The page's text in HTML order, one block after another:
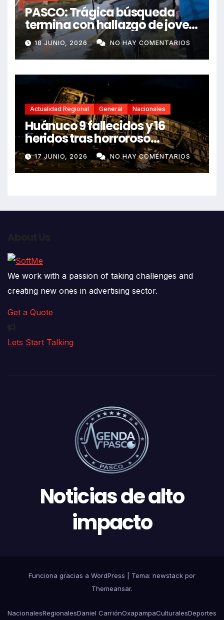
PASCO: Trágica búsqueda
termina con hallazgo de joven
sin vida en Rancas
18 JUNIO, 2026 NO HAY COMENTARIOS
Actualidad Regional General Nacionales
Huánuco 9 fallecidos y 16
heridos tras horroroso
despiste de bus Real Chancas
que impactó contra vivienda
17 JUNIO, 2026 NO HAY COMENTARIOS
We work with a passion of taking challenges and
creating new ones in advertising sector.
Get a Quote
Lets Start Talking
Noticias de alto
impacto
Funciona gracias a WordPress
Tema: newstack por
Themeansar.
NacionalesRegionalesDaniel CarriónOxapampaCulturalesDeportes